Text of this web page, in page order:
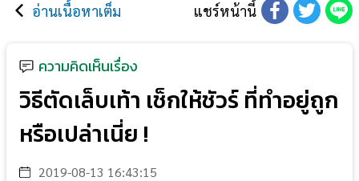
อ่านเนื้อหาเต็ม แชร์หน้านี้
ความคิดเห็นเรื่อง
วิธีตัดเล็บเท้า เช็กให้ชัวร์ ที่ทำอยู่ถูก
หรือเปล่าเนี่ย !
2019-08-13 16:43:15